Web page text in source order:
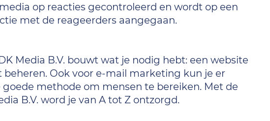
op reacties gecontroleerd en wordt op een
met de reageerders aangegaan.
Media B.V. bouwt wat je nodig hebt: een website
Ook voor e-mail marketing kun je er
methode om mensen te bereiken. Met de
B.V. word je van A tot Z ontzorgd.